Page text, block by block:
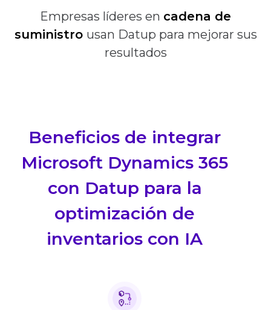
Empresas líderes en cadena de
suministro usan Datup para mejorar sus
resultados
Beneficios de integrar
Microsoft Dynamics 365
con Datup para la
optimización de
inventarios con IA